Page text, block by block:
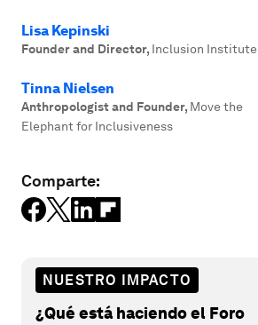
Lisa Kepinski
Founder and Director, Inclusion Institute
Tinna Nielsen
Anthropologist and Founder, Move the
Elephant for Inclusiveness
Comparte:
NUESTRO IMPACTO
¿Qué está haciendo el Foro